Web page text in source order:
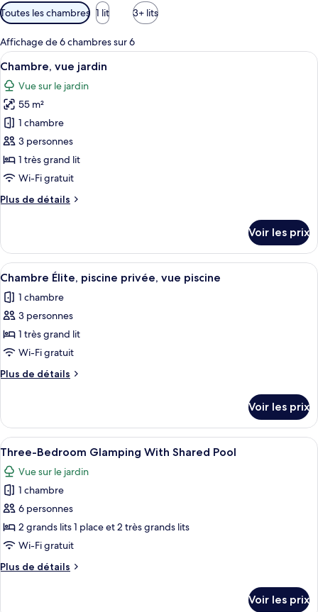
Filtres
disponibles
pour
les
chambres
Toutes les chambres 1 lit 3+ lits
Affichage de 6 chambres sur 6
Afficher
toutes
les
photos
pour
ce
type
de
chambre :
Chambre,
Une piscine entourée de verdure et
44
Chambre, vue jardin
Vue sur le jardin
55 m²
1 chambre
3 personnes
1 très grand lit
Wi-Fi gratuit
Plus de détails
Plus
le
type
de
Chambre,
vue
Voir les prix
Afficher
toutes
les
photos
pour
ce
type
de
Chambre
Élite,
piscine
privée,
vue
piscine
Chambre Élite, piscine privée, vue
45
Chambre Élite, piscine privée, vue piscine
1 chambre
3 personnes
1 très grand lit
Wi-Fi gratuit
Plus de détails
Plus
le
type
de
chambre
Chambre
Élite,
piscine
privée,
vue
piscine
Voir les prix
Afficher
toutes
les
photos
pour
ce
type
chambre :
Three-Bedroom Glamping With
46
Three-Bedroom Glamping With Shared Pool
Vue sur le jardin
1 chambre
6 personnes
2 grands lits 1 place et 2 très grands lits
Wi-Fi gratuit
Plus de détails
Plus
Voir les prix